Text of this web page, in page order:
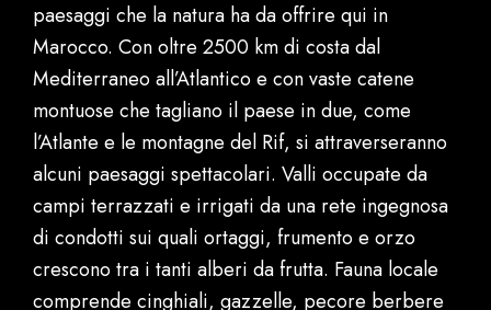
paesaggi che la natura ha da offrire qui in
Marocco. Con oltre 2500 km di costa dal
Mediterraneo all’Atlantico e con vaste catene
montuose che tagliano il paese in due, come
l’Atlante e le montagne del Rif, si attraverseranno
alcuni paesaggi spettacolari. Valli occupate da
campi terrazzati e irrigati da una rete ingegnosa
di condotti sui quali ortaggi, frumento e orzo
crescono tra i tanti alberi da frutta. Fauna locale
comprende cinghiali, gazzelle, pecore berbere